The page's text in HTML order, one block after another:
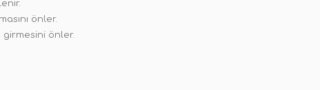
önler.
girmesini önler.